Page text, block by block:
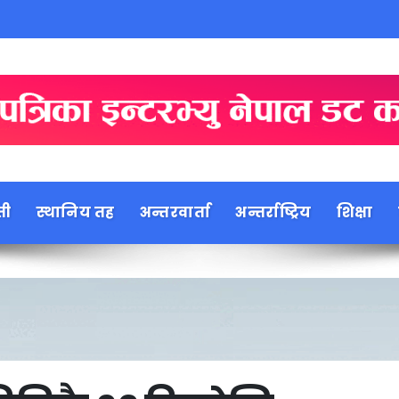
स्थानिय तह अन्तरवार्ता अन्तर्राष्ट्रिय शिक्षा